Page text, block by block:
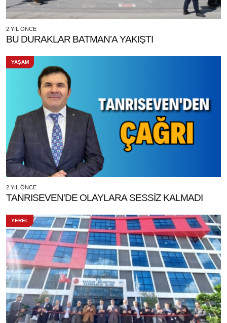
2 YIL ÖNCE
BU DURAKLAR BATMAN’A YAKIŞTI
YAŞAM
2 YIL ÖNCE
TANRISEVEN'DE OLAYLARA SESSİZ KALMADI
YEREL